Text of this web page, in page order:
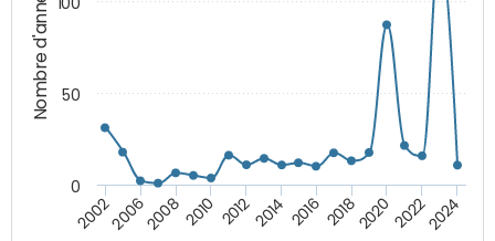
Nombre d'années
2002200620082010 20122014 2016 2018202020222024
0
50